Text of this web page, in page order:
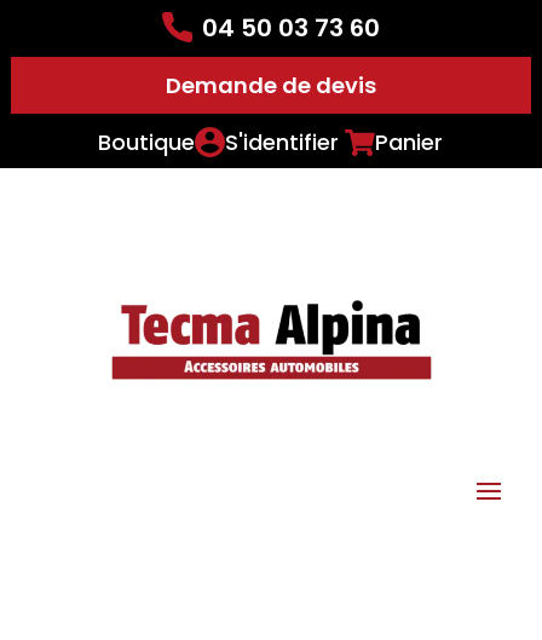
04 50 03 73 60
Demande de devis
Boutique
S'identifier Panier